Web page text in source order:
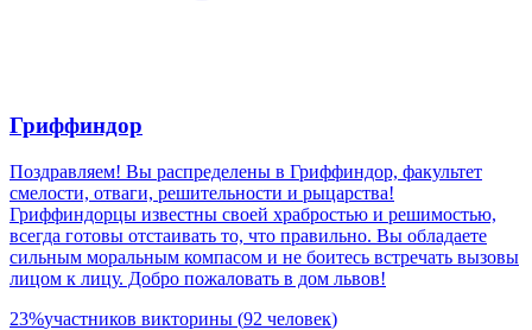
Гриффиндор
Поздравляем! Вы распределены в Гриффиндор, факультет
смелости, отваги, решительности и рыцарства!
Гриффиндорцы известны своей храбростью и решимостью,
всегда готовы отстаивать то, что правильно. Вы обладаете
сильным моральным компасом и не боитесь встречать вызовы
лицом к лицу. Добро пожаловать в дом львов!
23%участников викторины (92 человек)